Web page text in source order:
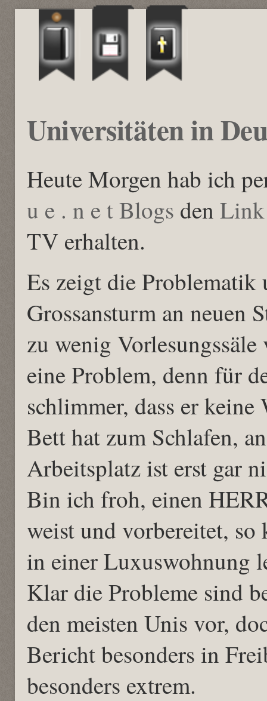
Universitäten in
Heute Morgen hab ich
u e . n e t Blogs den Link
TV erhalten.
Es zeigt die Problematik
Grossansturm an neuen
zu wenig
eine Problem, denn für
schlimmer, dass er
Bett hat zum Schlafen,
Arbeitsplatz ist erst gar
Bin ich froh, einen
weist und vorbereitet, so
in einer Luxuswohnung
Klar die Probleme sind
den meisten Unis vor,
Bericht besonders in
besonders extrem.